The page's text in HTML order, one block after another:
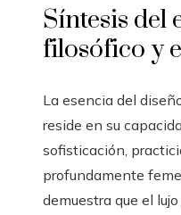
Síntesis del
filosófico y
La esencia del
reside en su
sofisticación,
profundamente
demuestra que el